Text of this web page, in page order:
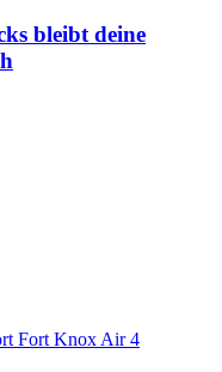
bleibt deine
Fort Knox Air 4